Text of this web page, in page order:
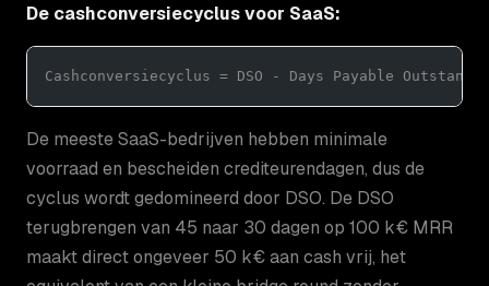
De cashconversiecyclus voor SaaS:
Cashconversiecyclus = DSO - Days Payable
De meeste SaaS-bedrijven hebben minimale
voorraad en bescheiden crediteurendagen, dus de
cyclus wordt gedomineerd door DSO. De DSO
terugbrengen van 45 naar 30 dagen op 100 k€ MRR
maakt direct ongeveer 50 k€ aan cash vrij, het